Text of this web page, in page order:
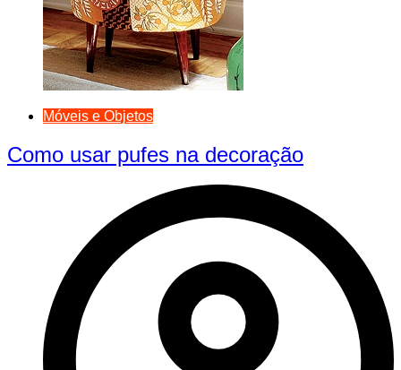
Móveis e Objetos
Como usar pufes na decoração